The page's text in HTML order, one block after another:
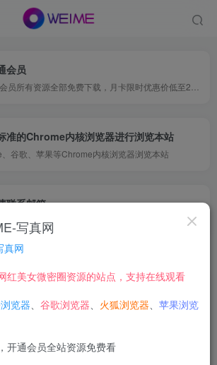
会员
准的Chrome内核浏览器进行浏览本站
谷歌、苹果等Chrome内核浏览器浏览本站
联系邮箱
请联系网页底部邮箱或者微信支付留言
写真网
真网
红美女微密圈资源的站点，支持在线观看
览器、 谷歌浏览器、 火狐浏览器、 苹果浏览
开通会员全站资源免费看